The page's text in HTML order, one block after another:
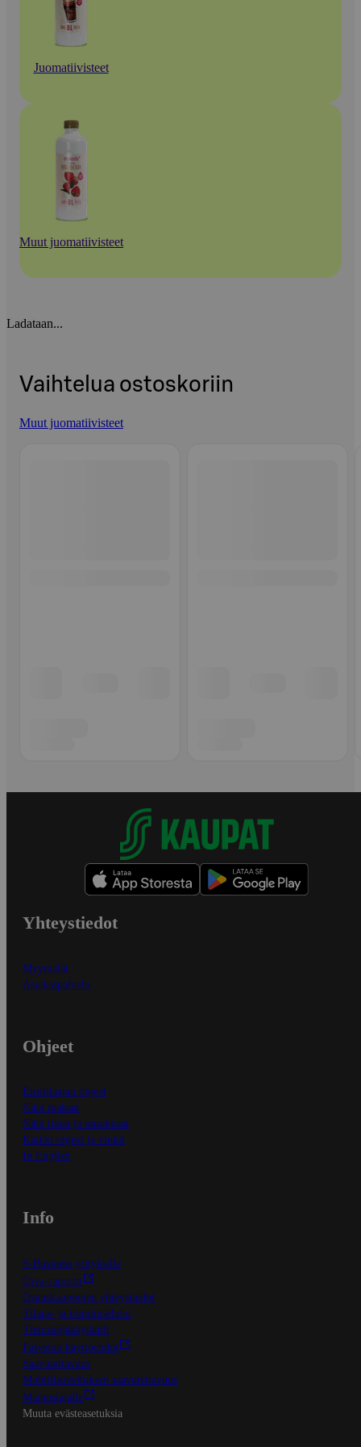
Juomatiivisteet
Muut juomatiivisteet
Ladataan...
Vaihtelua ostoskoriin
Muut juomatiivisteet
Yhteystiedot
Myymälät
Asiakaspalvelu
Ohjeet
Ensitilaajan ohjeet
Näin maksat
Näin tilaat ja muokkaat
Kaikki ohjeet ja vinkit
In English
Info
S-Business yrityksille
Oiva-raportit
Osuuskauppojen yhteystiedot
Tilaus- ja toimitusehdot
Tietosuojakäytäntö
Palvelun käyttöehdot
Saavutettavuus
Mobiilisovelluksen saavutettavuus
Mainostajalle
Muuta evästeasetuksia